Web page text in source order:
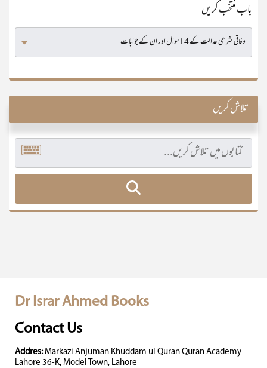
باب منتخب کریں
تلاش کریں
Dr Israr Ahmed Books
Contact Us
Addres: Markazi Anjuman Khuddam ul Quran Quran Academy
Lahore 36-K, Model Town, Lahore